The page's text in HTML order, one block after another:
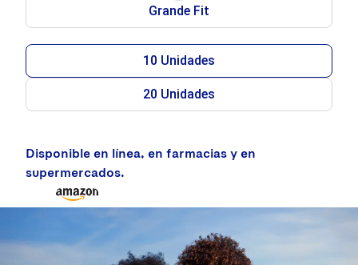
Grande Fit
10 Unidades
20 Unidades
Disponible en línea, en farmacias y en
supermercados.